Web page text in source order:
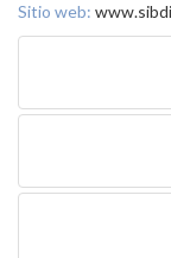
Sitio web: